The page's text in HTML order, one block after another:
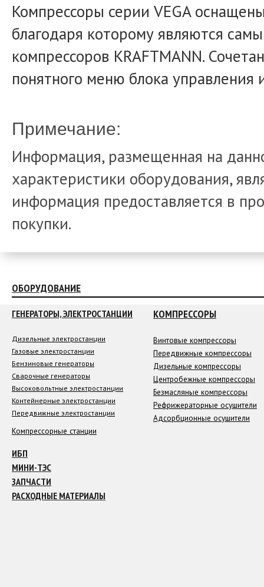
Компрессоры серии VEGA
благодаря которому являются
компрессоров KRAFTMANN.
понятного меню блока управления
Примечание:
Информация, размещенная на
характеристики оборудования,
информация предоставляется в
покупки.
ОБОРУДОВАНИЕ
ГЕНЕРАТОРЫ, ЭЛЕКТРОСТАНЦИИ
Дизельные электростанции
Газовые электростанции
Бензиновые генераторы
Сварочные генераторы
Высоковольтные электростанции
Контейнерные электростанции
Передвижные электростанции
КОМПРЕССОРЫ
Винтовые компрессоры
Передвижные компрессоры
Дизельные компрессоры
Центробежные компрессоры
Безмасляные компрессоры
Рефрижераторные осушители
Адсорбционные осушители
Компрессорные станции
ИБП
МИНИ-ТЭС
ЗАПЧАСТИ
РАСХОДНЫЕ МАТЕРИАЛЫ